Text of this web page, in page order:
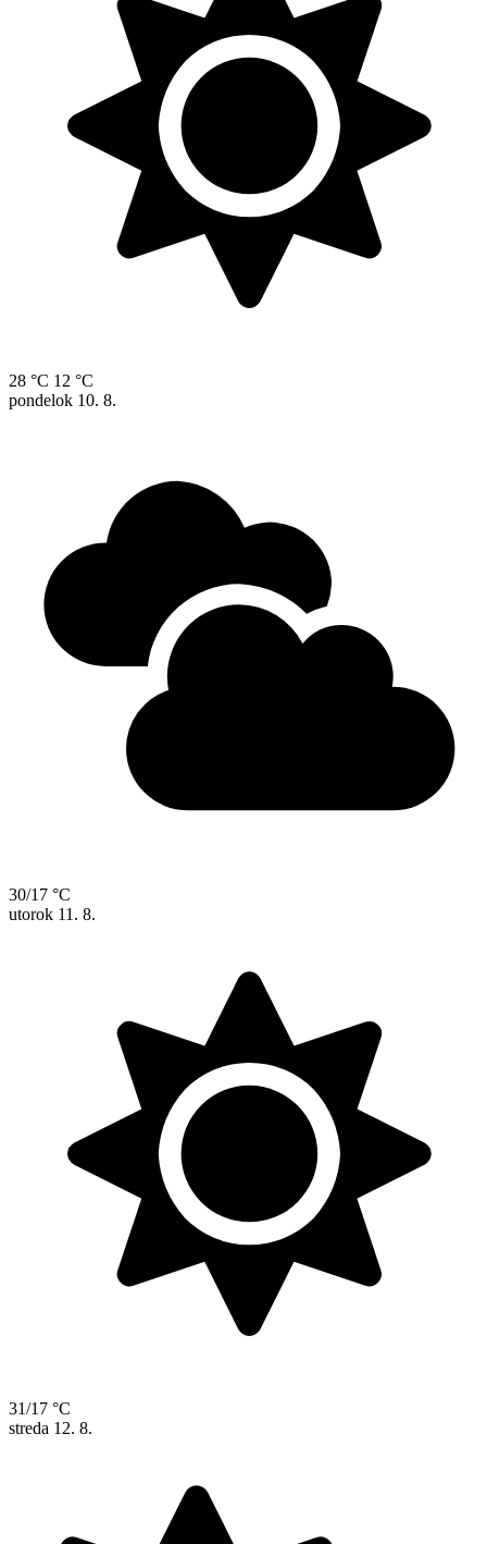
28 °C 12 °C
pondelok 10. 8.
30/17 °C
utorok 11. 8.
31/17 °C
streda 12. 8.